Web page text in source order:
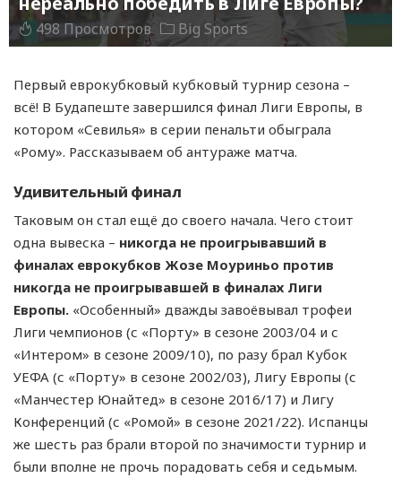
498 Просмотров Big Sports
Первый еврокубковый кубковый турнир сезона –
всё! В Будапеште завершился финал Лиги Европы, в
котором «Севилья» в серии пенальти обыграла
«Рому». Рассказываем об антураже матча.
Удивительный финал
Таковым он стал ещё до своего начала. Чего стоит
одна вывеска – никогда не проигрывавший в
финалах еврокубков Жозе Моуриньо против
никогда не проигрывавшей в финалах Лиги
Европы. «Особенный» дважды завоёвывал трофеи
Лиги чемпионов (с «Порту» в сезоне 2003/04 и с
«Интером» в сезоне 2009/10), по разу брал Кубок
УЕФА (с «Порту» в сезоне 2002/03), Лигу Европы (с
«Манчестер Юнайтед» в сезоне 2016/17) и Лигу
Конференций (с «Ромой» в сезоне 2021/22). Испанцы
же шесть раз брали второй по значимости турнир и
были вполне не прочь порадовать себя и седьмым.